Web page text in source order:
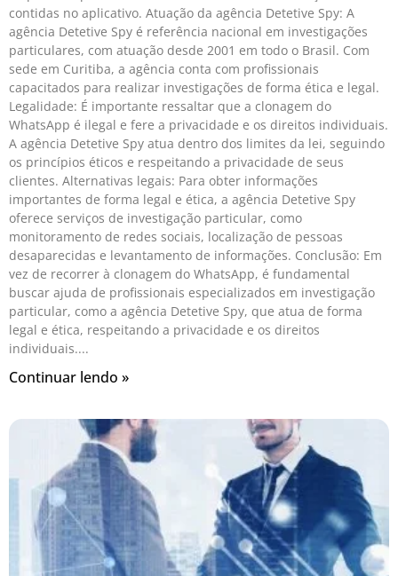
contidas no aplicativo. Atuação da agência Detetive Spy: A
agência Detetive Spy é referência nacional em investigações
particulares, com atuação desde 2001 em todo o Brasil. Com
sede em Curitiba, a agência conta com profissionais
capacitados para realizar investigações de forma ética e legal.
Legalidade: É importante ressaltar que a clonagem do
WhatsApp é ilegal e fere a privacidade e os direitos individuais.
A agência Detetive Spy atua dentro dos limites da lei, seguindo
os princípios éticos e respeitando a privacidade de seus
clientes. Alternativas legais: Para obter informações
importantes de forma legal e ética, a agência Detetive Spy
oferece serviços de investigação particular, como
monitoramento de redes sociais, localização de pessoas
desaparecidas e levantamento de informações. Conclusão: Em
vez de recorrer à clonagem do WhatsApp, é fundamental
buscar ajuda de profissionais especializados em investigação
particular, como a agência Detetive Spy, que atua de forma
legal e ética, respeitando a privacidade e os direitos
individuais.
Continuar lendo »